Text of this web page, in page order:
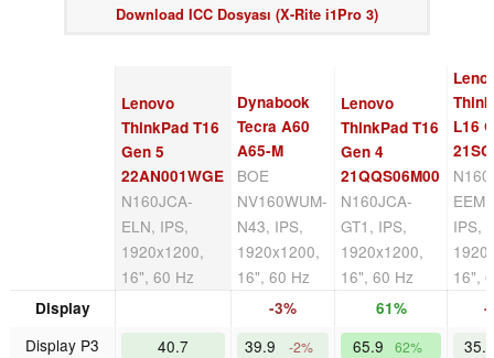
Download ICC Dosyası (X-Rite i1Pro 3)
Lenovo
ThinkPad T16
Gen 5
22AN001WGE
N160JCA-
ELN, IPS,
1920x1200,
16", 60 Hz
Dynabook
Tecra A60
A65-M
BOE
NV160WUM-
N43, IPS,
1920x1200,
16", 60 Hz
Lenovo
ThinkPad T16
Gen 4
21QQS06M00
N160JCA-
GT1, IPS,
1920x1200,
16", 60 Hz
L16
IPS,
16",
Display -3% 61% -
Display P3
40.7 39.9 -2% 65.9 62%